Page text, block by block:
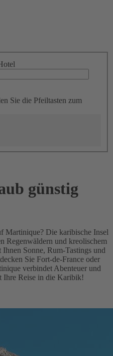
Sie die Pfeiltasten zum
günstig
Martinique? Die karibische Insel
Regenwäldern und kreolischem
Sonne, Rum-Tastings und
Sie Fort-de-France oder
verbindet Abenteuer und
Ihre Reise in die Karibik!